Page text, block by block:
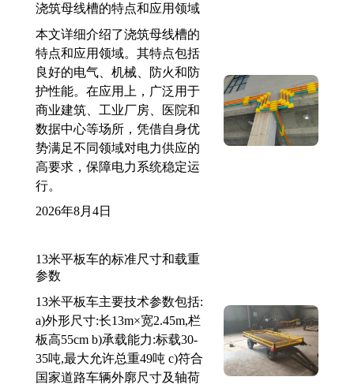
浇筑母线槽的特点和应用领域
本文详细介绍了浇筑母线槽的
特点和应用领域。其特点包括
良好的电气、机械、防火和防
护性能。在应用上，广泛用于
商业建筑、工业厂房、医院和
数据中心等场所，凭借自身优
势满足不同领域对电力供应的
高要求，保障电力系统稳定运
行。
2026年8月4日
13米平板车的标准尺寸和载重
参数
13米平板车主要技术参数包括:
a)外形尺寸:长13m×宽2.45m,栏
板高55cm b)承载能力:标载30-
35吨,最大允许总重49吨 c)符合
国家道路车辆外廓尺寸及轴荷